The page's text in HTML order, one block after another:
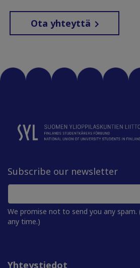
Ota yhteyttä
Subscribe our newsletter
We promise not to send you any spam.
any time.)
Yhteystiedot